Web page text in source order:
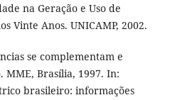
na Geração e Uso de
Vinte Anos. UNICAMP, 2002.
se complementam e
Brasília, 1997. In:
brasileiro: informações